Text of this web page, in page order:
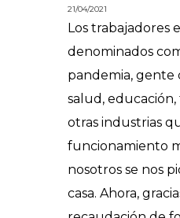
21/04/2021
Los trabajadores
denominados
pandemia, gente
salud,
otras industrias
funcionamiento
nosotros se nos
casa. Ahora,